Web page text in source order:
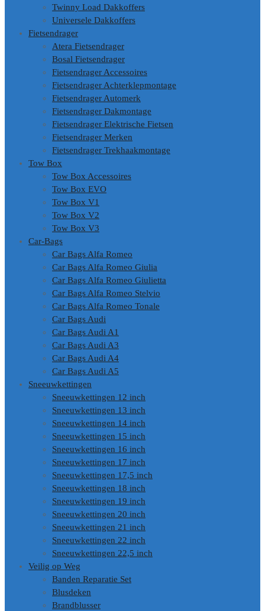
Twinny Load Dakkoffers
Universele Dakkoffers
Fietsendrager
Atera Fietsendrager
Bosal Fietsendrager
Fietsendrager Accessoires
Fietsendrager Achterklepmontage
Fietsendrager Automerk
Fietsendrager Dakmontage
Fietsendrager Elektrische Fietsen
Fietsendrager Merken
Fietsendrager Trekhaakmontage
Tow Box
Tow Box Accessoires
Tow Box EVO
Tow Box V1
Tow Box V2
Tow Box V3
Car-Bags
Car Bags Alfa Romeo
Car Bags Alfa Romeo Giulia
Car Bags Alfa Romeo Giulietta
Car Bags Alfa Romeo Stelvio
Car Bags Alfa Romeo Tonale
Car Bags Audi
Car Bags Audi A1
Car Bags Audi A3
Car Bags Audi A4
Car Bags Audi A5
Sneeuwkettingen
Sneeuwkettingen 12 inch
Sneeuwkettingen 13 inch
Sneeuwkettingen 14 inch
Sneeuwkettingen 15 inch
Sneeuwkettingen 16 inch
Sneeuwkettingen 17 inch
Sneeuwkettingen 17,5 inch
Sneeuwkettingen 18 inch
Sneeuwkettingen 19 inch
Sneeuwkettingen 20 inch
Sneeuwkettingen 21 inch
Sneeuwkettingen 22 inch
Sneeuwkettingen 22,5 inch
Veilig op Weg
Banden Reparatie Set
Blusdeken
Brandblusser